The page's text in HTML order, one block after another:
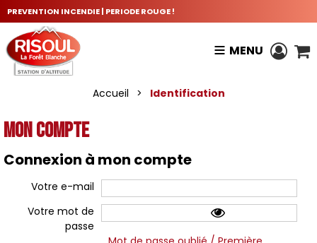
PREVENTION INCENDIE | PERIODE ROUGE !
MENU
Accueil > Identification
Mon compte
Connexion à mon compte
Votre e-mail
Votre mot de
passe